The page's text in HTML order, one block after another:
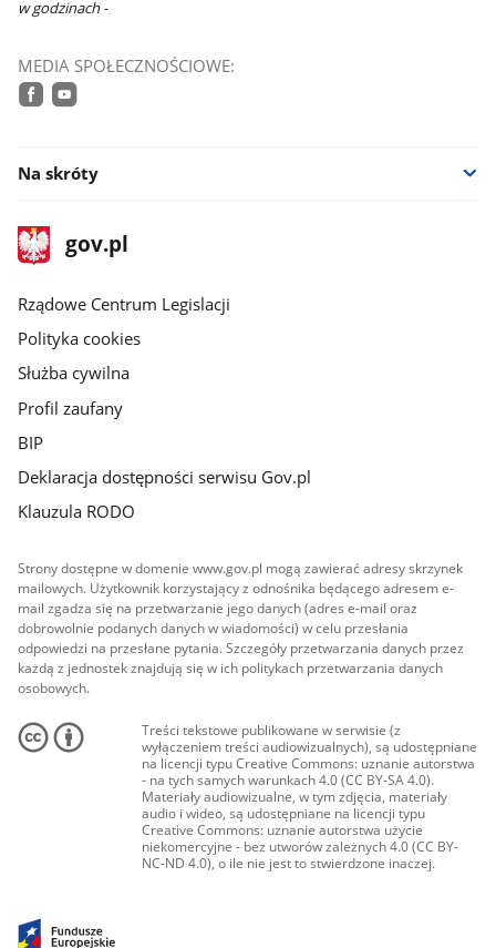
w godzinach -
MEDIA SPOŁECZNOŚCIOWE:
Na skróty
stopka
gov.plStrona
gov.pl
Rządowe Centrum Legislacji
Polityka cookies
Służba cywilna
Profil zaufany
BIP
Deklaracja dostępności serwisu Gov.pl
Klauzula RODO
Strony dostępne w domenie www.gov.pl mogą zawierać adresy skrzynek
mailowych. Użytkownik korzystający z odnośnika będącego adresem e-
mail zgadza się na przetwarzanie jego danych (adres e-mail oraz
dobrowolnie podanych danych w wiadomości) w celu przesłania
odpowiedzi na przesłane pytania. Szczegóły przetwarzania danych przez
każdą z jednostek znajdują się w ich politykach przetwarzania danych
osobowych.
Treści tekstowe publikowane w serwisie (z
wyłączeniem treści audiowizualnych), są udostępniane
na licencji typu Creative Commons: uznanie autorstwa
- na tych samych warunkach 4.0 (CC BY-SA 4.0).
Materiały audiowizualne, w tym zdjęcia, materiały
audio i wideo, są udostępniane na licencji typu
Creative Commons: uznanie autorstwa użycie
niekomercyjne - bez utworów zależnych 4.0 (CC BY-
NC-ND 4.0), o ile nie jest to stwierdzone inaczej.